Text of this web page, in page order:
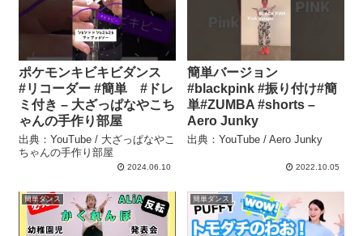
ポケモンキビキビダンス
#リコーダー #簡単 #ドレ
ミ付き – 大ざっぱなやこち
ゃんの手作り部屋
出典：YouTube / 大ざっぱなやこ
ちゃんの手作り部屋
2024.06.10
簡単バージョン
#blackpink #振り付け#簡
単#ZUMBA #shorts –
Aero Junky
出典：YouTube / Aero Junky
2022.10.05
簡単ダンス 簡単ダンス